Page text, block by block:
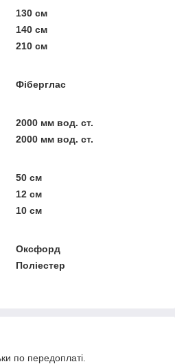
130 см
140 см
210 см
Фіберглас
2000 мм вод. ст.
2000 мм вод. ст.
50 см
12 см
10 см
Оксфорд
Поліестер
по передоплаті.